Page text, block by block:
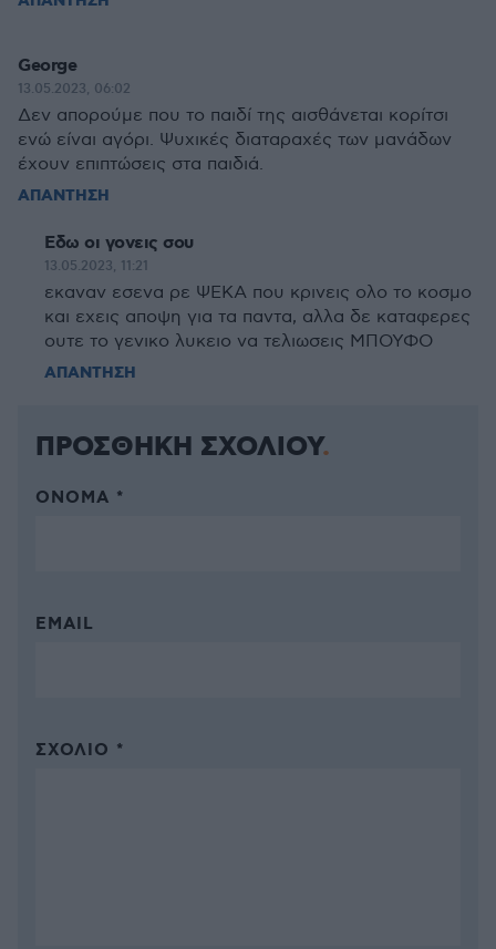
George
13.05.2023, 06:02
Δεν απορούμε που το παιδί της αισθάνεται κορίτσι
ενώ είναι αγόρι. Ψυχικές διαταραχές των μανάδων
έχουν επιπτώσεις στα παιδιά.
ΑΠΑΝΤΗΣΗ
Εδω οι γονεις σου
13.05.2023, 11:21
εκαναν εσενα ρε ΨΕΚΑ που κρινεις ολο το κοσμο
και εχεις αποψη για τα παντα, αλλα δε καταφερες
ουτε το γενικο λυκειο να τελιωσεις ΜΠΟΥΦΟ
ΑΠΑΝΤΗΣΗ
ΠΡΟΣΘΗΚΗ ΣΧΟΛΙΟΥ
ΌΝΟΜΑ *
EMAIL
ΣΧΌΛΙΟ *